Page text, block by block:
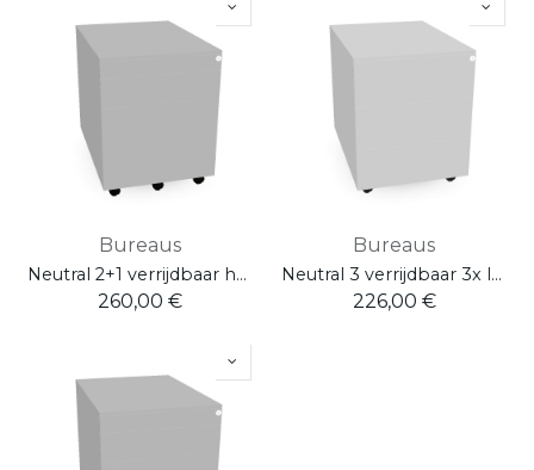
Bureaus
Neutral 2+1 verrijdbaar hangmap - 1x lade - 1x pennenlade
260,00 €
Bureaus
Neutral 3 verrijdbaar 3x laden
226,00 €